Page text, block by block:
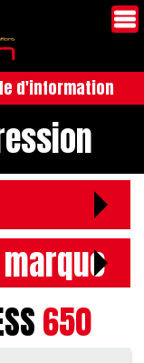
d'information
650